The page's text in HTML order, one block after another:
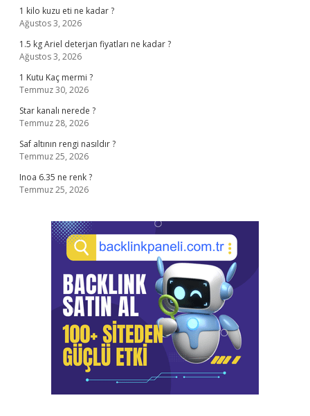
1 kilo kuzu eti ne kadar ?
Ağustos 3, 2026
1.5 kg Ariel deterjan fiyatları ne kadar ?
Ağustos 3, 2026
1 Kutu Kaç mermi ?
Temmuz 30, 2026
Star kanalı nerede ?
Temmuz 28, 2026
Saf altının rengi nasıldır ?
Temmuz 25, 2026
Inoa 6.35 ne renk ?
Temmuz 25, 2026